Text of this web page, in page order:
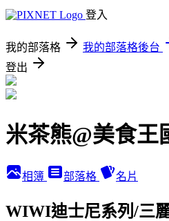
登入
我的部落格 我的部落格後台
登出
米茶熊@美食王
相簿 部落格 名片
WIWI迪士尼系列/三